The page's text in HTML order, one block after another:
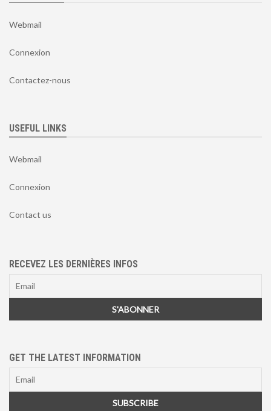
Webmail
Connexion
Contactez-nous
USEFUL LINKS
Webmail
Connexion
Contact us
RECEVEZ LES DERNIÈRES INFOS
GET THE LATEST INFORMATION